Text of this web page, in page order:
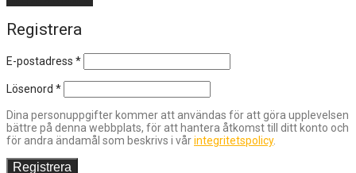
Registrera
E-postadress *
Lösenord *
Dina personuppgifter kommer att användas för att göra upplevelsen
bättre på denna webbplats, för att hantera åtkomst till ditt konto och
för andra ändamål som beskrivs i vårintegritetspolicy.
Registrera